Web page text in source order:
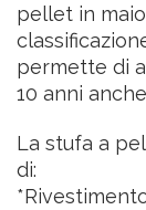
pellet in
permette di
10 anni
La stufa a
di: